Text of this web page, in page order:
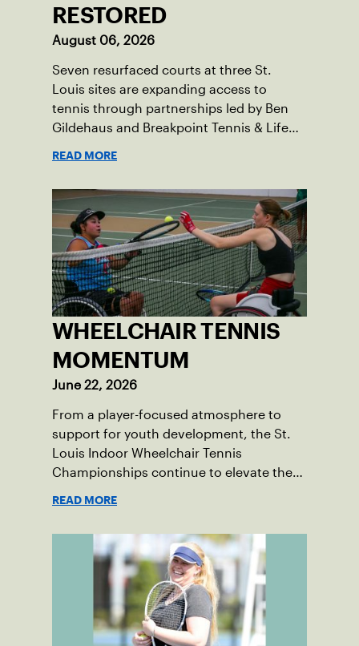
RESTORED
August 06, 2026
Seven resurfaced courts at three St.
Louis sites are expanding access to
tennis through partnerships led by Ben
Gildehaus and Breakpoint Tennis & Life
READ MORE
WHEELCHAIR TENNIS
MOMENTUM
June 22, 2026
From a player-focused atmosphere to
support for youth development, the St.
Louis Indoor Wheelchair Tennis
Championships continue to elevate the
READ MORE